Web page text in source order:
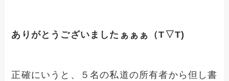
ありがとうございましたぁぁぁ（T▽T)
正確にいうと、５名の私道の所有者から但し書